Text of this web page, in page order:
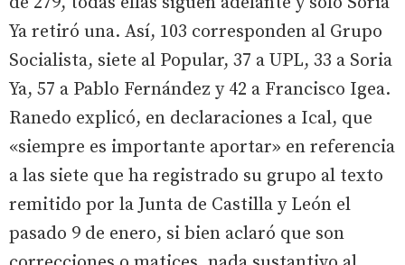
Ya retiró una. Así, 103 corresponden al Grupo
Socialista, siete al Popular, 37 a UPL, 33 a Soria
Ya, 57 a Pablo Fernández y 42 a Francisco Igea.
Ranedo explicó, en declaraciones a Ical, que
«siempre es importante aportar» en referencia
a las siete que ha registrado su grupo al texto
remitido por la Junta de Castilla y León el
pasado 9 de enero, si bien aclaró que son